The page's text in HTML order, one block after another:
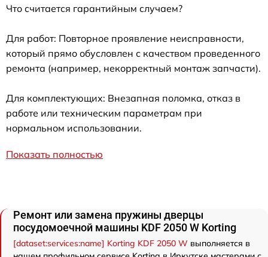
Что считается гарантийным случаем?
Для работ: Повторное проявление неисправности,
который прямо обусловлен с качеством проведенного
ремонта (например, некорректный монтаж запчасти).
Для комплектующих: Внезапная поломка, отказ в
работе или техническим параметрам при
нормальном использовании.
Показать полностью
Ремонт или замена пружины дверцы
посудомоечной машины KDF 2050 W Korting
[dataset:services:name] Korting KDF 2050 W выполняется в